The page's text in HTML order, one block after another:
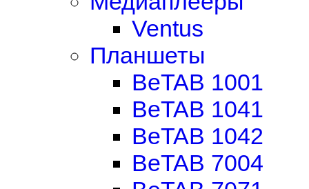
Ventus
Планшеты
BeTAB 1001
BeTAB 1041
BeTAB 1042
BeTAB 7004